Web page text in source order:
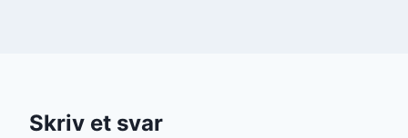
Skriv et svar